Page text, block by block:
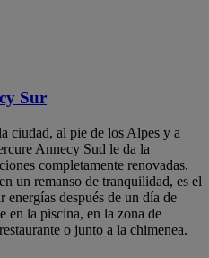
Sur
ciudad, al pie de los Alpes y a
Annecy Sud le da la
completamente renovadas.
un remanso de tranquilidad, es el
energías después de un día de
en la piscina, en la zona de
o junto a la chimenea.